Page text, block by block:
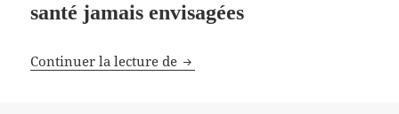
santé jamais envisagées
Continuer la lecture de Les géants de la tech